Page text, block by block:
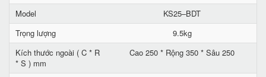
Model
KS25–BDT
Trọng lượng
9.5kg
Kích thước ngoài ( C * R
* S ) mm
Cao 250 * Rộng 350 * Sâu 250